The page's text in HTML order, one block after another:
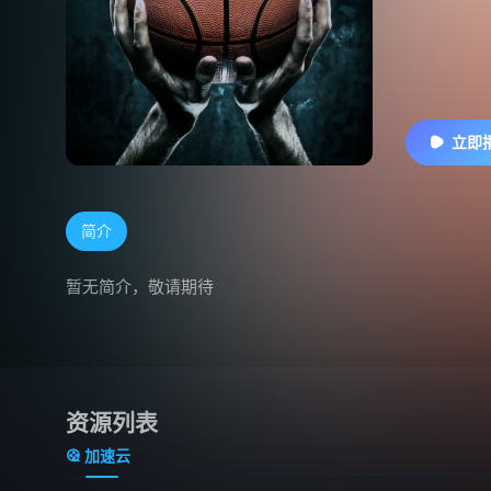
立即
简介
暂无简介，敬请期待
资源列表
加速云